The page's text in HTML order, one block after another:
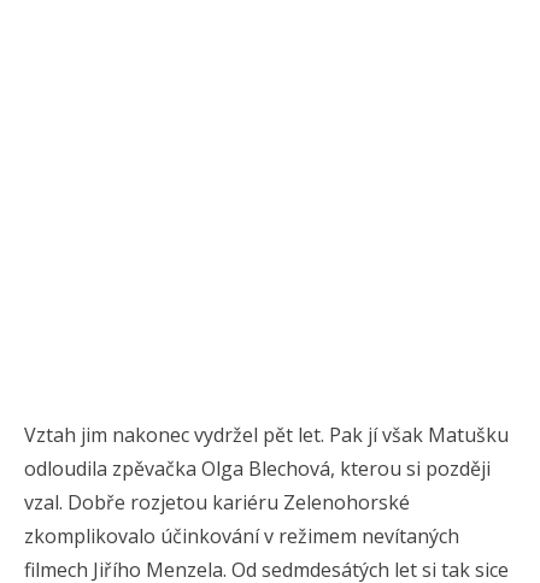
Vztah jim nakonec vydržel pět let. Pak jí však Matušku
odloudila zpěvačka Olga Blechová, kterou si později
vzal. Dobře rozjetou kariéru Zelenohorské
zkomplikovalo účinkování v režimem nevítaných
filmech Jiřího Menzela. Od sedmdesátých let si tak sice